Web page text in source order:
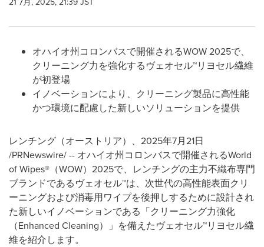
オハイオ州コロンバスで開催されるWOW 2025で、
クリーニング力を強化するヴェオセル™リヨセル繊維
が初登場
イノベーションにより、クリーニング製品に高性能
かつ環境に配慮した新しいソリューションを提供
レンチング（オーストリア）、2025年7月21日
/PRNewswire/ -- オハイオ州コロンバスで開催されるWorld
of Wipes®（WOW）2025で、レンチングの主力不織布専門
ブランドであるヴェオセル™は、次世代の高性能表面クリ
ーニングおよび消毒用ワイプを後押しするために設計され
た新しいイノベーションである「クリーニング力強化
（Enhanced Cleaning）」を備えたヴェオセル™リヨセル繊
維を紹介します。